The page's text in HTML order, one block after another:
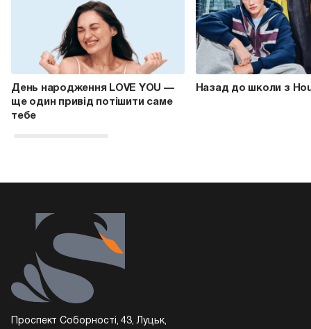
День народження LOVE YOU —
ще один привід потішити саме
тебе
Назад до школи з
Проспект Соборності, 43, Луцьк,